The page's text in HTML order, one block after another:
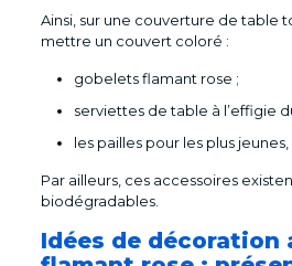
Ainsi, sur une couverture de table
mettre un couvert coloré :
gobelets flamant rose ;
serviettes de table à l’effigie
les pailles pour les plus jeunes,
Par ailleurs, ces accessoires
biodégradables.
Idées de décoration